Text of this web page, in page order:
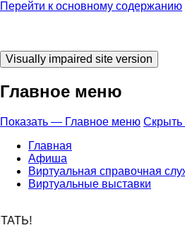
Перейти к основному содержанию
Главное меню
Показать — Главное меню
Главная
Афиша
Виртуальная справочная
Виртуальные выставки